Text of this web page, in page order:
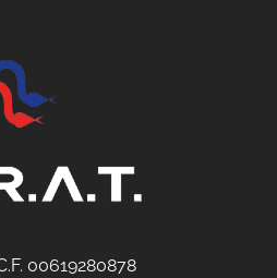
00619280878